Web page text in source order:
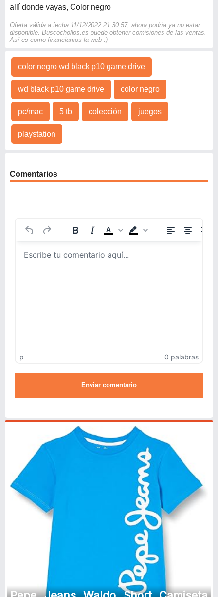
allí donde vayas, Color negro
Oferta válida a fecha 11/12/2022 21:30:57, ahora podría ya no estar
disponible. Buscochollos.es puede obtener comisiones de las ventas.
Así es como financiamos la web :)
color negro wd black p10 game drive
wd black p10 game drive color negro
pc/mac 5 tb colección juegos
playstation
Comentarios
p 0 palabras
Enviar comentario